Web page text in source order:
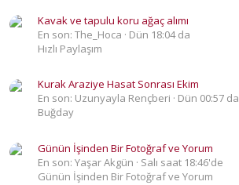
Kavak ve tapulu koru ağaç alımı
En son: The_Hoca
Dün 18:04 da
Hızlı Paylaşım
Kurak Araziye Hasat Sonrası Ekim
En son: Uzunyayla Rençberi
Dün 00:57 da
Buğday
Günün İşinden Bir Fotoğraf ve Yorum
En son: Yaşar Akgün
Salı saat 18:46'de
Günün İşinden Bir Fotoğraf ve Yorum